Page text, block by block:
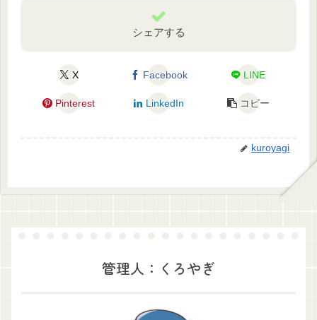
シェアする
X Facebook LINE
Pinterest LinkedIn コピー
kuroyagi
管理人：くろやぎ